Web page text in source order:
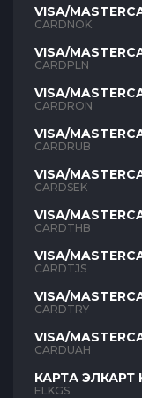
VISA/
NOK
CARDNOK
VISA/
PLN
CARDPLN
VISA/
RON
CARDRON
VISA/
RUB
CARDRUB
VISA/
SEK
CARDSEK
VISA/
THB
CARDTHB
VISA/
TJS
CARDTJS
VISA/
TYR
CARDTRY
VISA/
UAH
CARDUAH
КАРТА ЭЛКАРТ
ELKGS